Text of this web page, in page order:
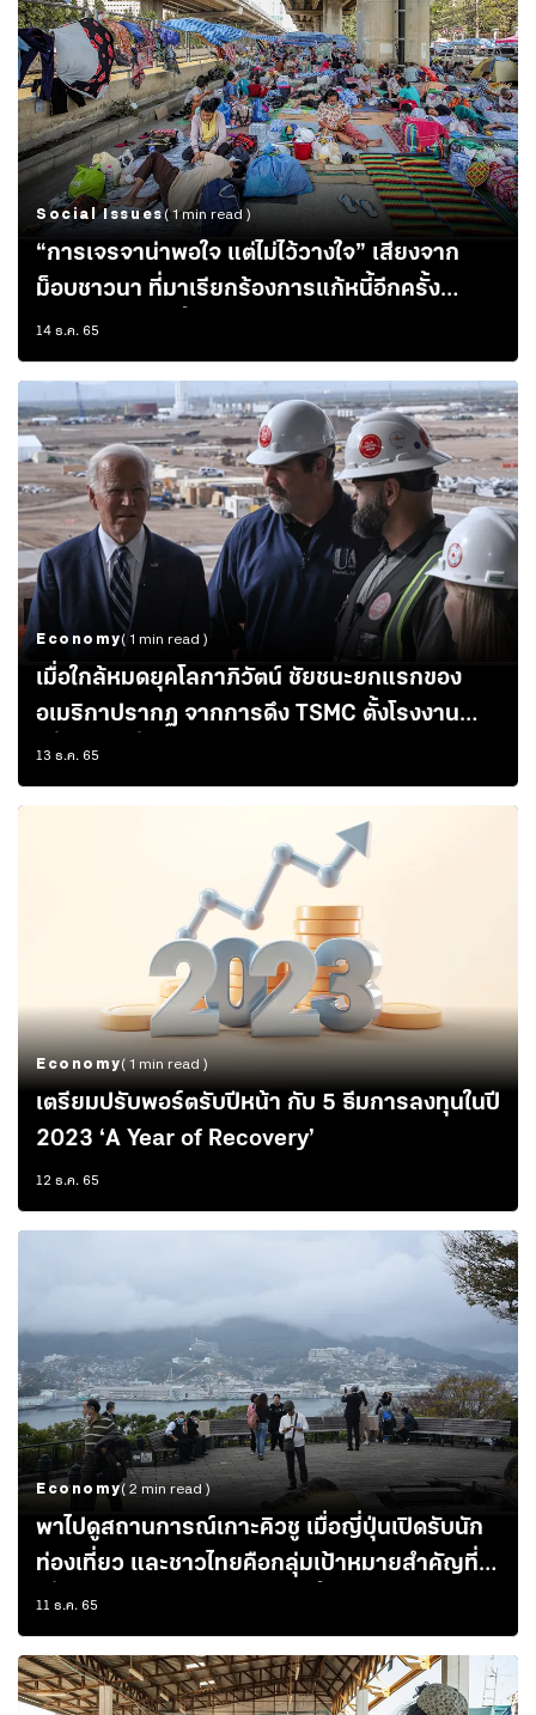
Social Issues( 1 min read )
“การเจรจาน่าพอใจ แต่ไม่ไว้วางใจ” เสียงจาก
ม็อบชาวนา ที่มาเรียกร้องการแก้หนี้อีกครั้ง
เพราะข้อสรุปครั้งก่อนไม่ถูกดำเนินการ
14 ธ.ค. 65
Economy( 1 min read )
เมื่อใกล้หมดยุคโลกาภิวัตน์ ชัยชนะยกแรกของ
อเมริกาปรากฏ จากการดึง TSMC ตั้งโรงงาน
เพิ่มความมั่นคง สร้างงาน สร้างรายได้
13 ธ.ค. 65
Economy( 1 min read )
เตรียมปรับพอร์ตรับปีหน้า กับ 5 ธีมการลงทุนในปี
2023 ‘A Year of Recovery’
12 ธ.ค. 65
Economy( 2 min read )
พาไปดูสถานการณ์เกาะคิวชู เมื่อญี่ปุ่นเปิดรับนัก
ท่องเที่ยว และชาวไทยคือกลุ่มเป้าหมายสำคัญที่
ญี่ปุ่นอยากดึงเข้าประเทศมากขึ้น
11 ธ.ค. 65